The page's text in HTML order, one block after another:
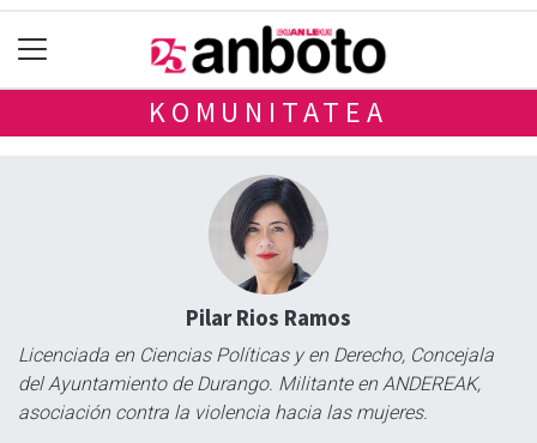
KOMUNITATEA
Pilar Rios Ramos
Licenciada en Ciencias Políticas y en Derecho, Concejala
del Ayuntamiento de Durango. Militante en ANDEREAK,
asociación contra la violencia hacia las mujeres.